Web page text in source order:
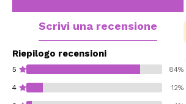
Scrivi una recensione
Riepilogo recensioni
5 84%
4 12%